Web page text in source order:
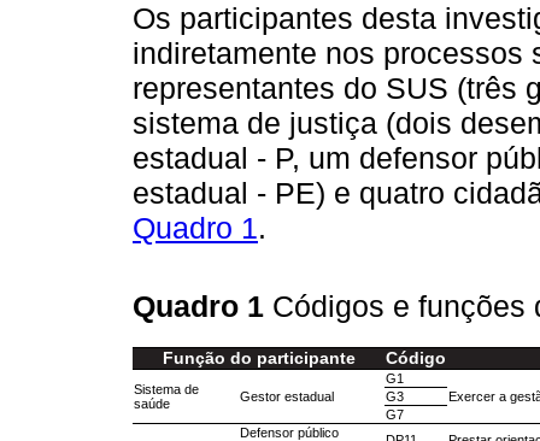
Os participantes desta
indiretamente nos processos
representantes do SUS (três
sistema de justiça (dois
estadual - P, um defensor
estadual - PE) e quatro
Quadro 1.
Quadro 1 Códigos e
Função do participante Código
Sistema de
saúde
Gestor estadual
G1
Exercer a
G3
G7
Defensor público